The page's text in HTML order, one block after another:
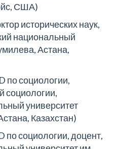
США)
исторических наук,
национальный
Астана,
по социологии,
социологии,
университет
Казахстан)
по социологии, доцент,